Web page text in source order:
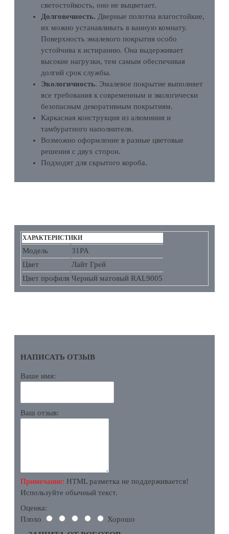
светостойкость, оно не выцветает.
Долговечность. Дверные полотна влагостойкие,
их можно устанавливать в ванную комнату.
Поверхность эмалевого покрытия особо
устойчива к истиранию. Она выдерживает
высокие нагрузки, тем самым обеспечивая
долгий срок службы.
Экологичность. Эмалевое покрытие выполняет
все требования к современным и экологически
безопасным декоративным покрытиям.
Каркасная конструкция из алюминия и
тамбуратного наполнителя.
Возможно оформление в разные цветовые
решения с двух сторон.
Подходят для скрытого короба.
ХАРАКТЕРИСТИКИ
Модель
31PA
Цвет
Лайт Грей
Цвет профиля Черный матовый RAL9005
НАПИСАТЬ ОТЗЫВ
Ваше имя:
Ваш отзыв:
Примечание: HTML разметка не поддерживается!
Используйте обычный текст.
Оценка:
Плохо
Хорошо